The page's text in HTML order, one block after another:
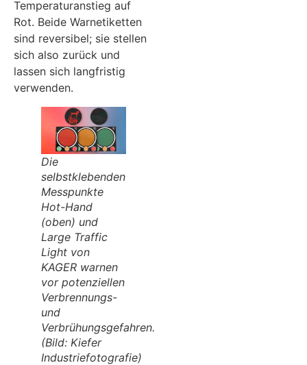
Temperaturanstieg auf
Rot. Beide Warnetiketten
sind reversibel; sie stellen
sich also zurück und
lassen sich langfristig
verwenden.
Die
selbstklebenden
Messpunkte
Hot-Hand
(oben) und
Large Traffic
Light von
KAGER warnen
vor potenziellen
Verbrennungs-
und
Verbrühungsgefahren.
(Bild: Kiefer
Industriefotografie)